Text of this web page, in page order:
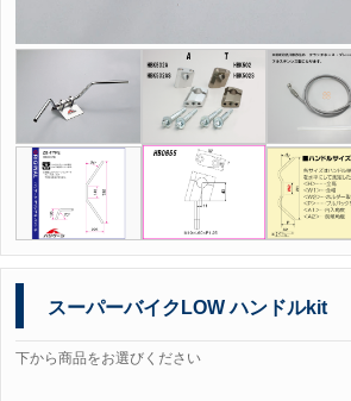
スーパーバイクLOW ハンドルkit
下から商品をお選びください